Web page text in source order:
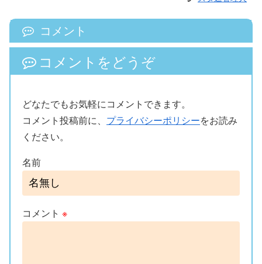
コメント
コメントをどうぞ
どなたでもお気軽にコメントできます。
コメント投稿前に、 プライバシーポリシーをお読み
ください。
名前
コメント ※